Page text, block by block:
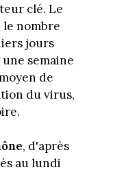
clé. Le
nombre
jours
semaine
de
du virus,
, d'après
au lundi